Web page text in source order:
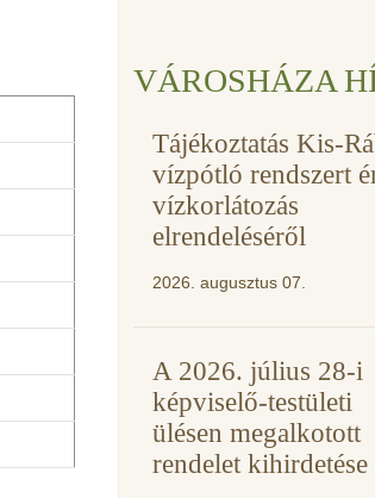
VÁROSHÁZA
Tájékoztatás Kis-
vízpótló rendszert
vízkorlátozás
elrendeléséről
2026. augusztus 07.
A 2026. július 28-i
képviselő-testületi
ülésen megalkotott
rendelet kihirdetése